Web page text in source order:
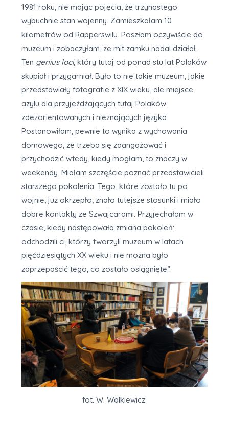
1981 roku, nie mając pojęcia, że trzynastego
wybuchnie stan wojenny. Zamieszkałam 10
kilometrów od Rapperswilu. Poszłam oczywiście do
muzeum i zobaczyłam, że mit zamku nadal działał.
Ten genius loci, który tutaj od ponad stu lat Polaków
skupiał i przygarniał. Było to nie takie muzeum, jakie
przedstawiały fotografie z XIX wieku, ale miejsce
azylu dla przyjeżdżających tutaj Polaków:
zdezorientowanych i nieznających języka.
Postanowiłam, pewnie to wynika z wychowania
domowego, że trzeba się zaangażować i
przychodzić wtedy, kiedy mogłam, to znaczy w
weekendy. Miałam szczęście poznać przedstawicieli
starszego pokolenia. Tego, które zostało tu po
wojnie, już okrzepło, znało tutejsze stosunki i miało
dobre kontakty ze Szwajcarami. Przyjechałam w
czasie, kiedy następowała zmiana pokoleń:
odchodzili ci, którzy tworzyli muzeum w latach
pięćdziesiątych XX wieku i nie można było
zaprzepaścić tego, co zostało osiągnięte”.
fot. W. Walkiewicz.